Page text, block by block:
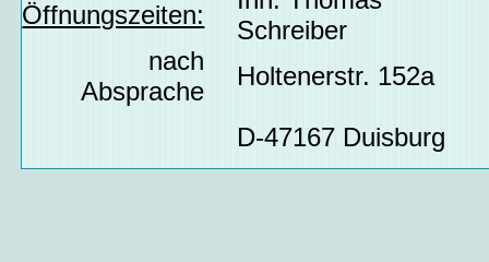
Öffnungszeiten:
Schreiber
nach
Absprache
Holtenerstr. 152a
D-47167 Duisburg